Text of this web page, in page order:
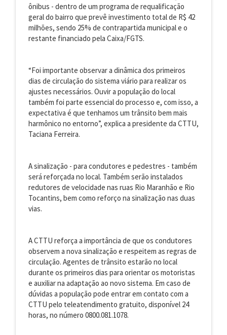
ônibus - dentro de um programa de requalificação
geral do bairro que prevê investimento total de R$ 42
milhões, sendo 25% de contrapartida municipal e o
restante financiado pela Caixa/FGTS.
“Foi importante observar a dinâmica dos primeiros
dias de circulação do sistema viário para realizar os
ajustes necessários. Ouvir a população do local
também foi parte essencial do processo e, com isso, a
expectativa é que tenhamos um trânsito bem mais
harmônico no entorno”, explica a presidente da CTTU,
Taciana Ferreira.
A sinalização - para condutores e pedestres - também
será reforçada no local. Também serão instalados
redutores de velocidade nas ruas Rio Maranhão e Rio
Tocantins, bem como reforço na sinalização nas duas
vias.
A CTTU reforça a importância de que os condutores
observem a nova sinalização e respeitem as regras de
circulação. Agentes de trânsito estarão no local
durante os primeiros dias para orientar os motoristas
e auxiliar na adaptação ao novo sistema. Em caso de
dúvidas a população pode entrar em contato com a
CTTU pelo teleatendimento gratuito, disponível 24
horas, no número 0800.081.1078.